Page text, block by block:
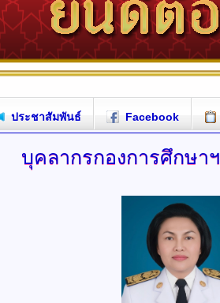
ประชาสัมพันธ์ Facebook
บุคลากรกองการศึกษาฯ